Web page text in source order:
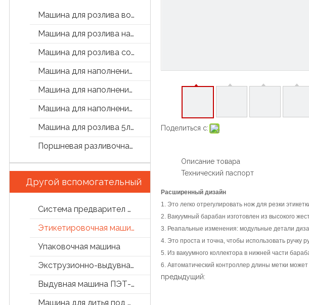
Машина для розлива воды
Машина для розлива напитков
Машина для розлива сока и чая
Машина для наполнения банок
Машина для наполнения бутылок
Машина для наполнения маслом
Машина для розлива 5л/5 галлон
Поршневая разливочная машина
Другой вспомогательный
Система предварител обработки
Этикетировочная машина
Упаковочная машина
Экструзионно-выдувная машина
Выдувная машина ПЭТ-бутылок
Машина для литья под давлением
Поделиться с:
Описание товара
Технический паспорт
Расширенный дизайн
1. Это легко отрегулировать нож для резки
2. Вакуумный барабан изготовлен из высокого
3. Реапальные изменения: модульные детали
4. Это проста и точна, чтобы использовать ручку
5. Из вакуумного коллектора в нижней части
6. Автоматический контроллер длины метки
предыдущий: